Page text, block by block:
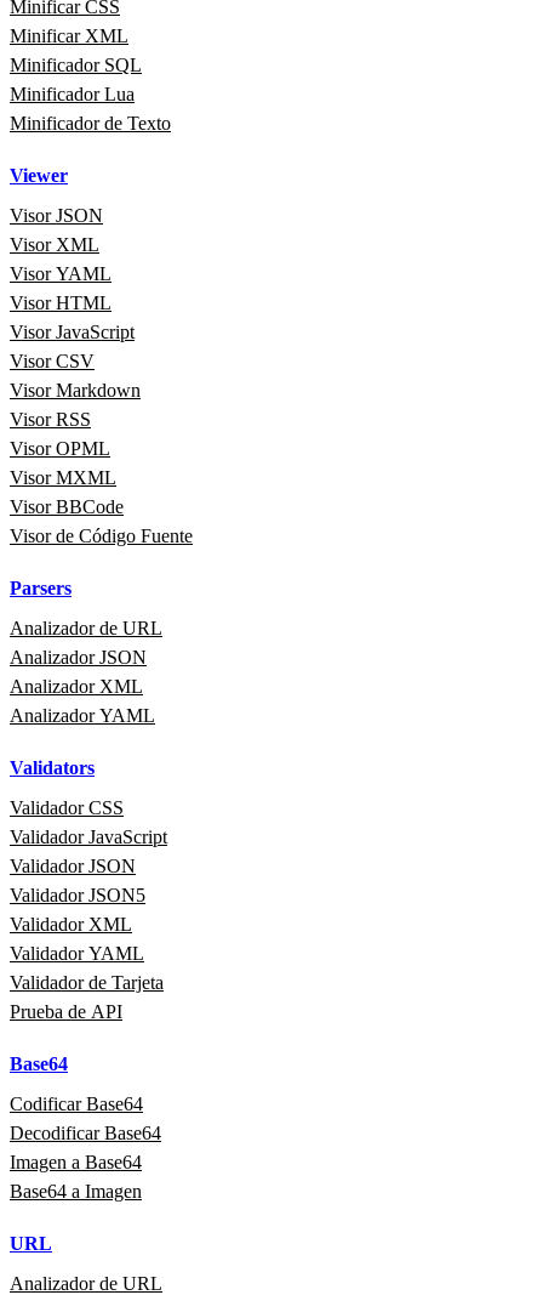
Minificar CSS
Minificar XML
Minificador SQL
Minificador Lua
Minificador de Texto
Viewer
Visor JSON
Visor XML
Visor YAML
Visor HTML
Visor JavaScript
Visor CSV
Visor Markdown
Visor RSS
Visor OPML
Visor MXML
Visor BBCode
Visor de Código Fuente
Parsers
Analizador de URL
Analizador JSON
Analizador XML
Analizador YAML
Validators
Validador CSS
Validador JavaScript
Validador JSON
Validador JSON5
Validador XML
Validador YAML
Validador de Tarjeta
Prueba de API
Base64
Codificar Base64
Decodificar Base64
Imagen a Base64
Base64 a Imagen
URL
Analizador de URL